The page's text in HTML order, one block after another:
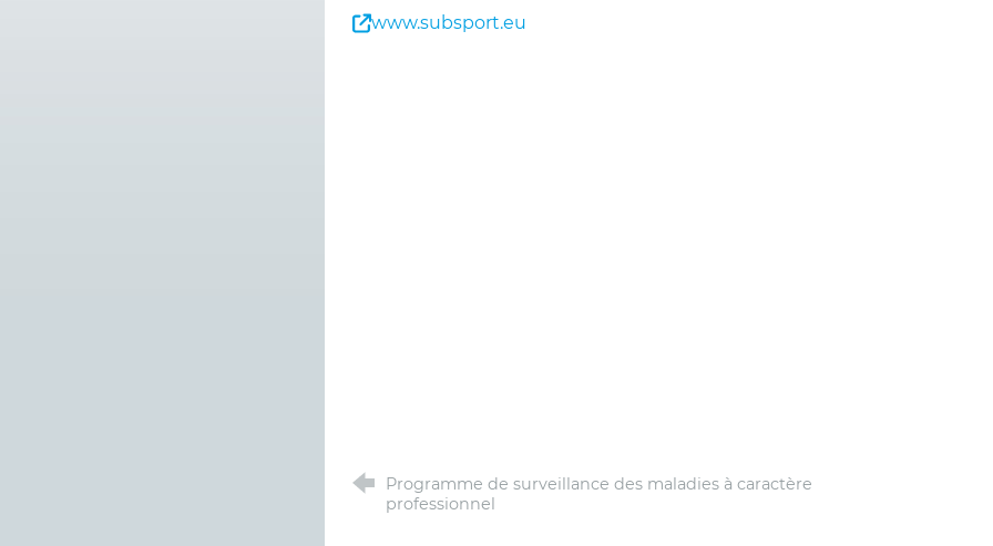
www.subsport.eu
Programme de surveillance des maladies à caractère
professionnel